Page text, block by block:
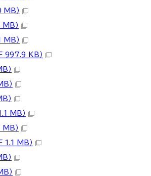
MB）
）
MB）
997.9 KB）
）
）
）
MB）
）
1.1 MB）
）
）